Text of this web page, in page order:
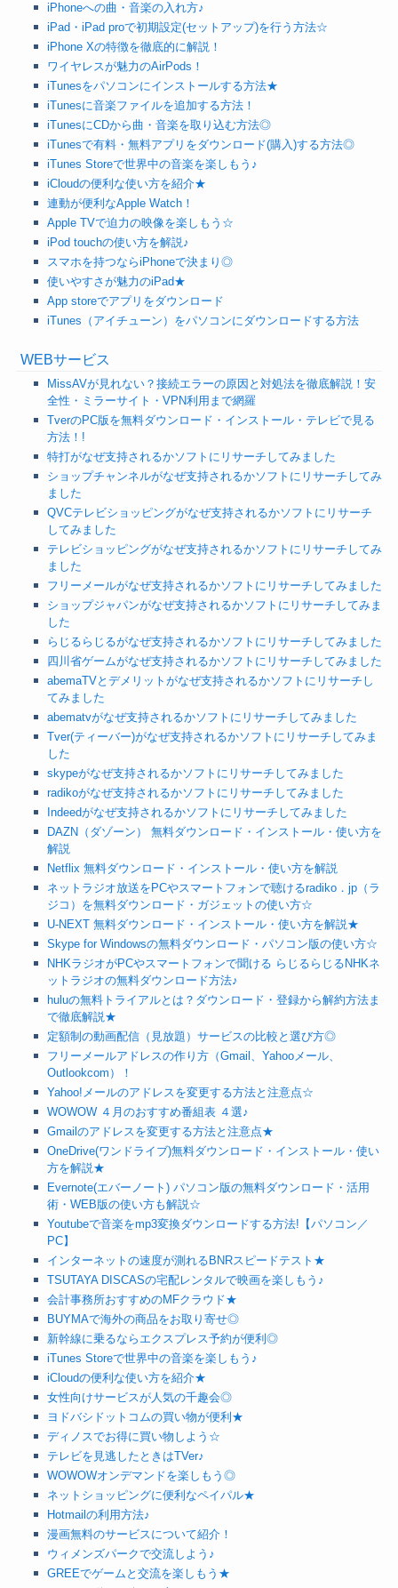
iPhoneへの曲・音楽の入れ方♪
iPad・iPad proで初期設定(セットアップ)を行う方法☆
iPhone Xの特徴を徹底的に解説！
ワイヤレスが魅力のAirPods！
iTunesをパソコンにインストールする方法★
iTunesに音楽ファイルを追加する方法！
iTunesにCDから曲・音楽を取り込む方法◎
iTunesで有料・無料アプリをダウンロード(購入)する方法◎
iTunes Storeで世界中の音楽を楽しもう♪
iCloudの便利な使い方を紹介★
連動が便利なApple Watch！
Apple TVで迫力の映像を楽しもう☆
iPod touchの使い方を解説♪
スマホを持つならiPhoneで決まり◎
使いやすさが魅力のiPad★
App storeでアプリをダウンロード
iTunes（アイチューン）をパソコンにダウンロードする方法
WEBサービス
MissAVが見れない？接続エラーの原因と対処法を徹底解説！安
全性・ミラーサイト・VPN利用まで網羅
TverのPC版を無料ダウンロード・インストール・テレビで見る
方法！!
特打がなぜ支持されるかソフトにリサーチしてみました
ショップチャンネルがなぜ支持されるかソフトにリサーチしてみ
ました
QVCテレビショッピングがなぜ支持されるかソフトにリサーチ
してみました
テレビショッピングがなぜ支持されるかソフトにリサーチしてみ
ました
フリーメールがなぜ支持されるかソフトにリサーチしてみました
ショップジャパンがなぜ支持されるかソフトにリサーチしてみま
した
らじるらじるがなぜ支持されるかソフトにリサーチしてみました
四川省ゲームがなぜ支持されるかソフトにリサーチしてみました
abemaTVとデメリットがなぜ支持されるかソフトにリサーチし
てみました
abematvがなぜ支持されるかソフトにリサーチしてみました
Tver(ティーバー)がなぜ支持されるかソフトにリサーチしてみま
した
skypeがなぜ支持されるかソフトにリサーチしてみました
radikoがなぜ支持されるかソフトにリサーチしてみました
Indeedがなぜ支持されるかソフトにリサーチしてみました
DAZN（ダゾーン） 無料ダウンロード・インストール・使い方を
解説
Netflix 無料ダウンロード・インストール・使い方を解説
ネットラジオ放送をPCやスマートフォンで聴けるradiko．jp（ラ
ジコ）を無料ダウンロード・ガジェットの使い方☆
U-NEXT 無料ダウンロード・インストール・使い方を解説★
Skype for Windowsの無料ダウンロード・パソコン版の使い方☆
NHKラジオがPCやスマートフォンで聞ける らじるらじるNHKネ
ットラジオの無料ダウンロード方法♪
huluの無料トライアルとは？ダウンロード・登録から解約方法ま
で徹底解説★
定額制の動画配信（見放題）サービスの比較と選び方◎
フリーメールアドレスの作り方（Gmail、Yahooメール、
Outlookcom）！
Yahoo!メールのアドレスを変更する方法と注意点☆
WOWOW ４月のおすすめ番組表 ４選♪
Gmailのアドレスを変更する方法と注意点★
OneDrive(ワンドライブ)無料ダウンロード・インストール・使い
方を解説★
Evernote(エバーノート) パソコン版の無料ダウンロード・活用
術・WEB版の使い方も解説☆
Youtubeで音楽をmp3変換ダウンロードする方法!【パソコン／
PC】
インターネットの速度が測れるBNRスピードテスト★
TSUTAYA DISCASの宅配レンタルで映画を楽しもう♪
会計事務所おすすめのMFクラウド★
BUYMAで海外の商品をお取り寄せ◎
新幹線に乗るならエクスプレス予約が便利◎
iTunes Storeで世界中の音楽を楽しもう♪
iCloudの便利な使い方を紹介★
女性向けサービスが人気の千趣会◎
ヨドバシドットコムの買い物が便利★
ディノスでお得に買い物しよう☆
テレビを見逃したときはTVer♪
WOWOWオンデマンドを楽しもう◎
ネットショッピングに便利なペイパル★
Hotmailの利用方法♪
漫画無料のサービスについて紹介！
ウィメンズパークで交流しよう♪
GREEでゲームと交流を楽しもう★